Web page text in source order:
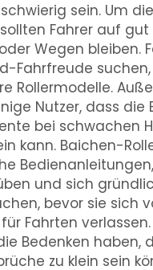
sein. Um
Fahrer auf
Wegen bleiben.
Fahrfreude
Rollermodelle.
Nutzer, dass die
bei schwachen
kann. Baichen-
und sich
bevor sie sich
Fahrten
Bedenken haben,
zu klein sein